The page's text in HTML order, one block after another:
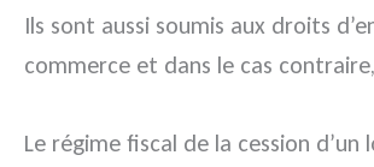
Ils sont aussi soumis aux droits
commerce et dans le cas
Le régime fiscal de la cession